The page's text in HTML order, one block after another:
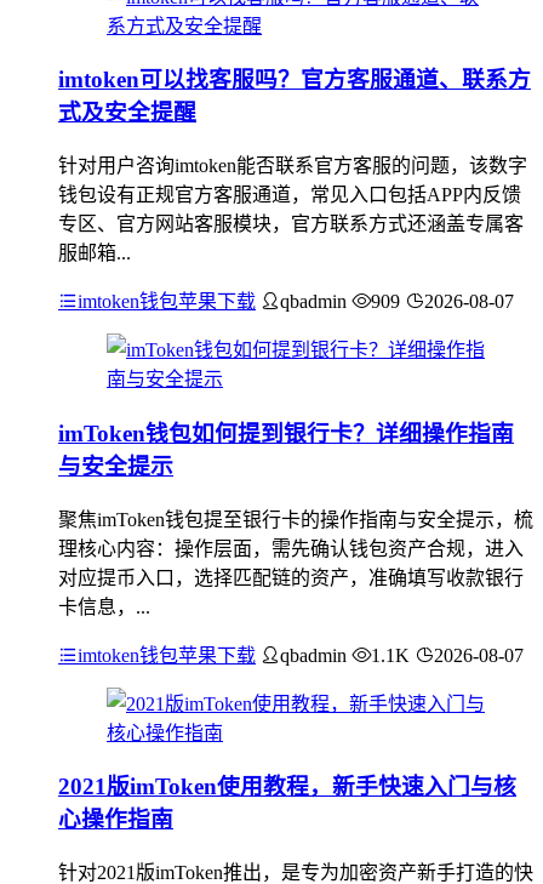
imtoken可以找客服吗？官方客服通道、联系方
式及安全提醒
针对用户咨询imtoken能否联系官方客服的问题，该数字
钱包设有正规官方客服通道，常见入口包括APP内反馈
专区、官方网站客服模块，官方联系方式还涵盖专属客
服邮箱...
imtoken钱包苹果下载 qbadmin 909 2026-08-07
imToken钱包如何提到银行卡？详细操作指南
与安全提示
聚焦imToken钱包提至银行卡的操作指南与安全提示，梳
理核心内容：操作层面，需先确认钱包资产合规，进入
对应提币入口，选择匹配链的资产，准确填写收款银行
卡信息，...
imtoken钱包苹果下载 qbadmin 1.1K 2026-08-07
2021版imToken使用教程，新手快速入门与核
心操作指南
针对2021版imToken推出，是专为加密资产新手打造的快